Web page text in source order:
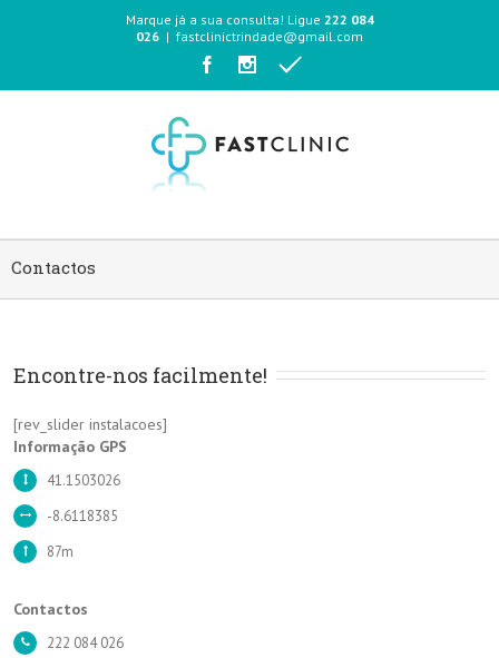
Marque já a sua consulta! Ligue 222 084
026 | fastclinictrindade@gmail.com
Contactos
Encontre-nos facilmente!
[rev_slider instalacoes]
Informação GPS
41.1503026
-8.6118385
87m
Contactos
222 084 026